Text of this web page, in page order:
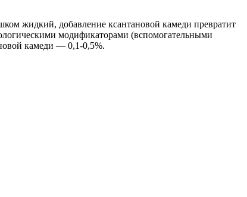
жидкий, добавление ксантановой камеди превратит
модификаторами (вспомогательными
камеди — 0,1-0,5%.